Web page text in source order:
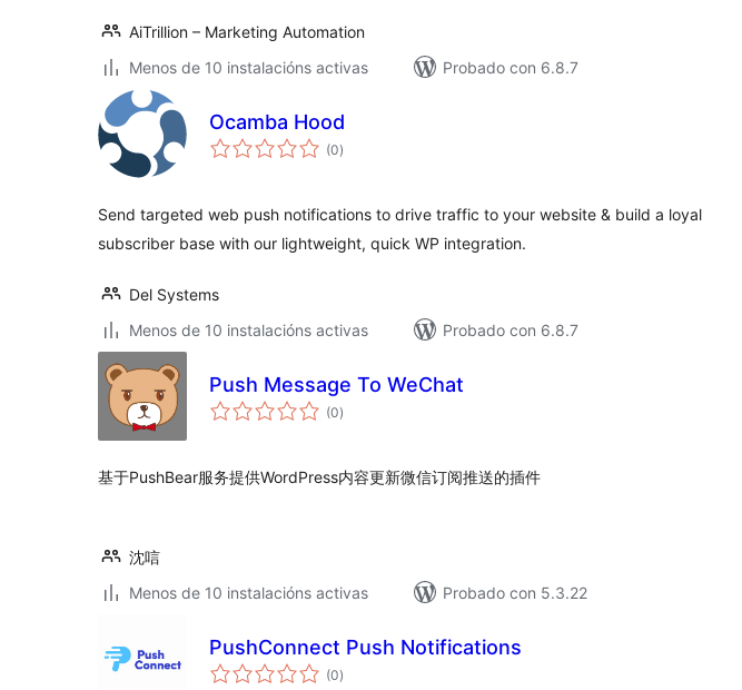
AiTrillion – Marketing Automation
Menos de 10 instalacións activas
Probado con 6.8.7
Ocamba Hood
(0valoracións
totais
)
Send targeted web push notifications to drive traffic to your website & build a loyal
subscriber base with our lightweight, quick WP integration.
Del Systems
Menos de 10 instalacións activas
Probado con 6.8.7
Push Message To WeChat
(0valoracións
totais
)
基于PushBear服务提供WordPress内容更新微信订阅推送的插件
沈唁
Menos de 10 instalacións activas
Probado con 5.3.22
PushConnect Push Notifications
(0valoracións
totais
)